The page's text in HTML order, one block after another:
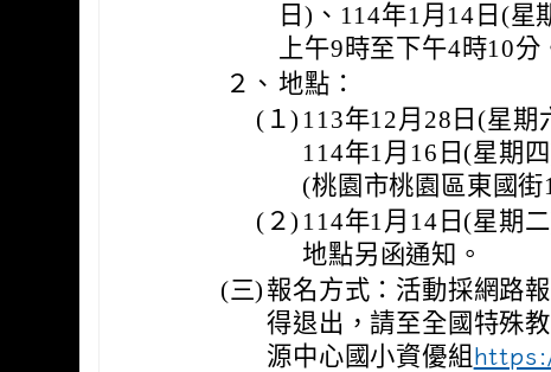
日)、114年1月14日(星
上午9時至下午4時10分
２、 地點：
(１) 113年12月28日(星期
114年1月16日(星期
(桃園市桃園區東國街
(２) 114年1月14日(星期
地點另函通知。
(三) 報名方式：活動採網路
得退出，請至全國特殊
源中心國小資優組